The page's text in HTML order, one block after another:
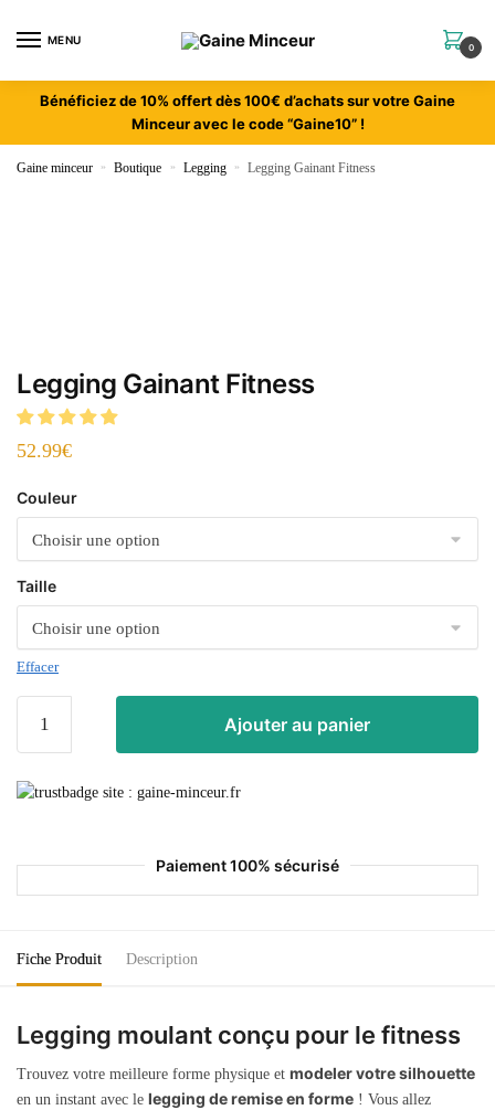
MENU
0
Bénéficiez de 10% offert dès 100€ d’achats sur votre Gaine
Minceur avec le code “Gaine10” !
Gaine minceur » Boutique » Legging » Legging Gainant Fitness
Legging Gainant Fitness
52.99€
Couleur
Taille
Effacer
Ajouter au panier
Paiement 100% sécurisé
Fiche Produit Description
Legging moulant conçu pour le fitness
Trouvez votre meilleure forme physique et modeler votre silhouette
en un instant avec le legging de remise en forme ! Vous allez